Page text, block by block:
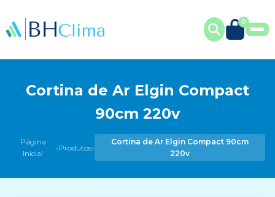
0
Cortina de Ar Elgin Compact
90cm 220v
Página
Inicial
›Produtos›
Cortina de Ar Elgin Compact 90cm
220v